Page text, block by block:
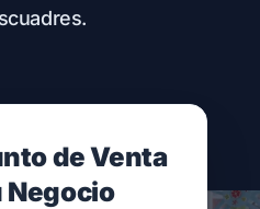
de Venta
Negocio